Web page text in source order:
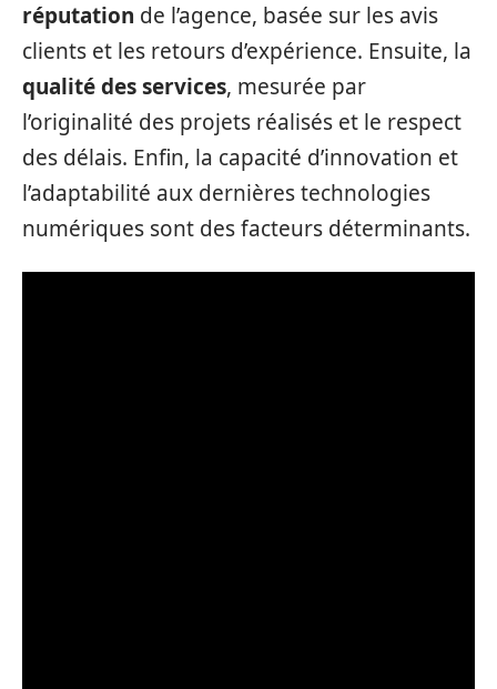
réputation de l’agence, basée sur les avis
clients et les retours d’expérience. Ensuite, la
qualité des services, mesurée par
l’originalité des projets réalisés et le respect
des délais. Enfin, la capacité d’innovation et
l’adaptabilité aux dernières technologies
numériques sont des facteurs déterminants.